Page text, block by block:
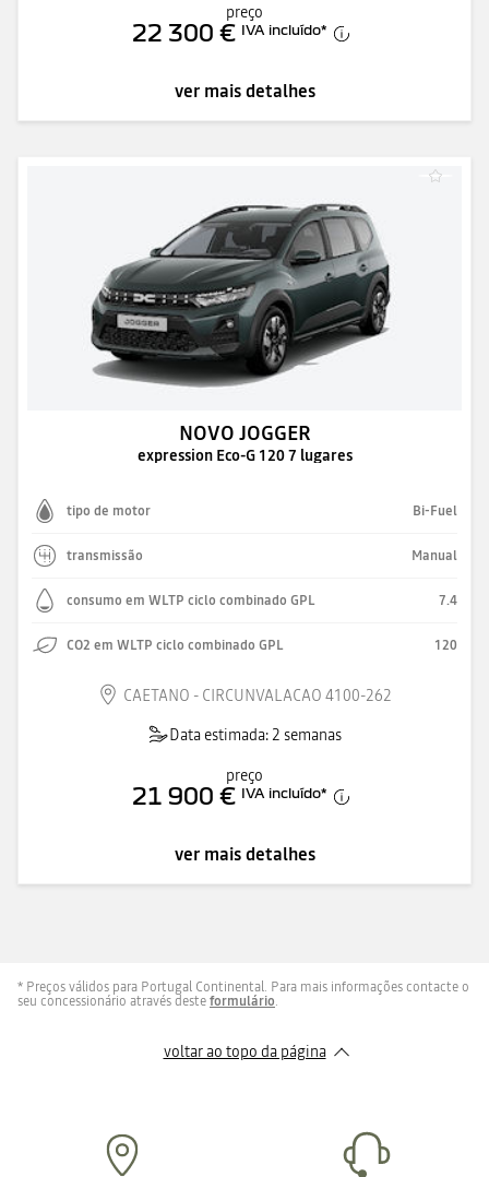
preço
22 300 € IVA incluído*
ver mais detalhes
NOVO JOGGER
expression Eco-G 120 7 lugares
tipo de motor Bi-Fuel
transmissão Manual
consumo em WLTP ciclo combinado GPL 7.4
CO2 em WLTP ciclo combinado GPL 120
CAETANO - CIRCUNVALACAO 4100-262
Data estimada: 2 semanas
preço
21 900 € IVA incluído*
ver mais detalhes
* Preços válidos para Portugal Continental. Para mais informações contacte o
seu concessionário através desteformulário.
voltar ao topo da página